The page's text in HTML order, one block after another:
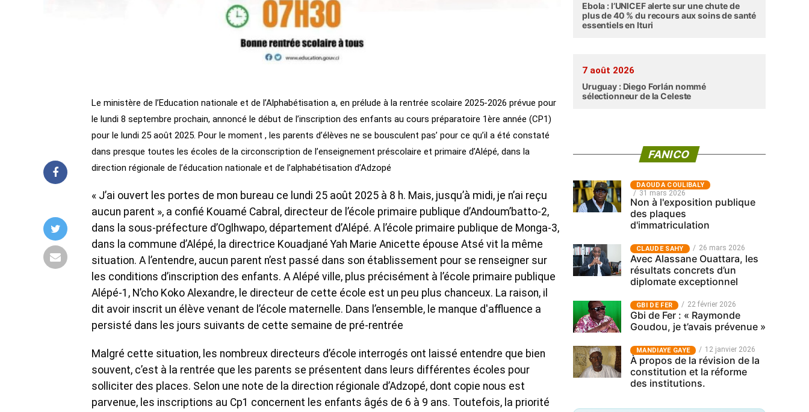
Le ministère de l’Education nationale et de l’Alphabétisation a, en prélude à la rentrée scolaire 2025-2026 prévue pour
le lundi 8 septembre prochain, annoncé le début de l’inscription des enfants au cours préparatoire 1ère année (CP1)
pour le lundi 25 août 2025. Pour le moment , les parents d’élèves ne se bousculent pas’ pour ce qu’il a été constaté
dans presque toutes les écoles de la circonscription de l’enseignement préscolaire et primaire d’Alépé, dans la
direction régionale de l’éducation nationale et de l’alphabétisation d’Adzopé
« J’ai ouvert les portes de mon bureau ce lundi 25 août 2025 à 8 h. Mais, jusqu’à midi, je n’ai reçu
aucun parent », a confié Kouamé Cabral, directeur de l’école primaire publique d’Andoum’batto-2,
dans la sous-préfecture d’Oglhwapo, département d’Alépé. A l’école primaire publique de Monga-3,
dans la commune d’Alépé, la directrice Kouadjané Yah Marie Anicette épouse Atsé vit la même
situation. A l’entendre, aucun parent n’est passé dans son établissement pour se renseigner sur
les conditions d’inscription des enfants. A Alépé ville, plus précisément à l’école primaire publique
Alépé-1, N’cho Koko Alexandre, le directeur de cette école est un peu plus chanceux. La raison, il
dit avoir inscrit un élève venant de l’école maternelle. Dans l’ensemble, le manque d'affluence a
persisté dans les jours suivants de cette semaine de pré-rentrée
Malgré cette situation, les nombreux directeurs d’école interrogés ont laissé entendre que bien
souvent, c’est à la rentrée que les parents se présentent dans leurs différentes écoles pour
solliciter des places. Selon une note de la direction régionale d’Adzopé, dont copie nous est
parvenue, les inscriptions au Cp1 concernent les enfants âgés de 6 à 9 ans. Toutefois, la priorité
Ebola : l’UNICEF alerte sur une chute de
plus de 40 % du recours aux soins de santé
essentiels en Ituri
7 août 2026
Uruguay : Diego Forlán nommé
sélectionneur de la Celeste
FANICO
‎DAOUDA COULIBALY
31 mars 2026
Non à l'exposition publique
des plaques
d'immatriculation
CLAUDE SAHY 26 mars 2026
Avec Alassane Ouattara, les
résultats concrets d’un
diplomate exceptionnel
GBI DE FER 22 février 2026
Gbi de Fer : « Raymonde
Goudou, je t’avais prévenue »
MANDIAYE GAYE 12 janvier 2026
À propos de la révision de la
constitution et la réforme
des institutions.